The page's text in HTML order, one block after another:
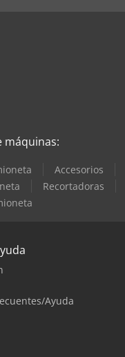
máquinas:
Accesorios
Recortadoras
Ayuda